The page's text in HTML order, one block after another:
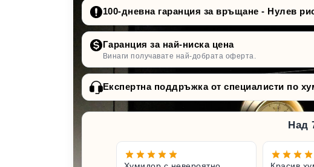
100-дневна гаранция за връщане - Нулев
Гаранция за най-ниска цена
Винаги получавате най-добрата оферта.
Експертна поддръжка от специалисти по
Над